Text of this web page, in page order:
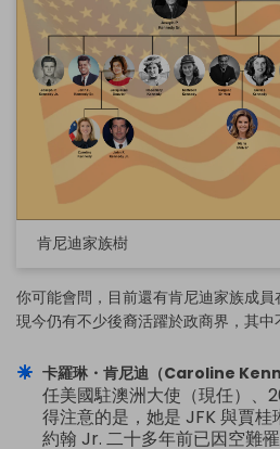
點選可放大觀看完整
肯尼迪家族樹
你可能會問，目前還有肯尼迪家族成
現今仍有不少後裔活躍於政商界，其中
卡羅琳・肯尼迪（Caroline
任美國駐澳洲大使（現任）、
得注意的是，她是 JFK 與賈
約翰 Jr. 二十多年前已因空難罹